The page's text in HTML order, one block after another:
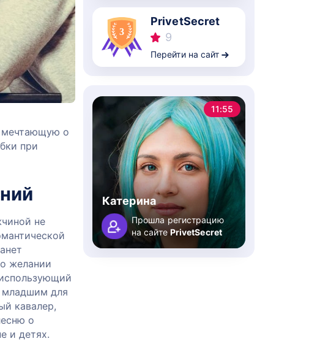
мечтающую о
при
не
желании
для
кавалер,
о
и детях.
PrivetSecret
9
Перейти на сайт
11:55
Катерина
Прошла регистрацию
на сайте PrivetSecret